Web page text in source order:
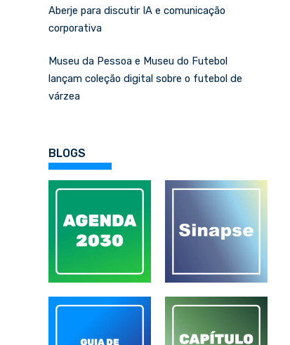
Aberje para discutir IA e comunicação
corporativa
Museu da Pessoa e Museu do Futebol
lançam coleção digital sobre o futebol de
várzea
BLOGS